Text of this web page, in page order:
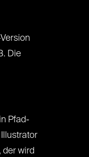
Die
Pfad-
der wird